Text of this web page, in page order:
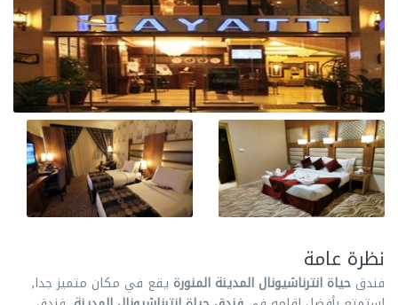
نظرة عامة
فندق حياة انترناشيونال المدينة المنورة يقع في مكان متميز جدا,